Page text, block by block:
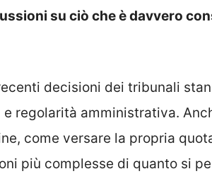
su ciò che è davvero
decisioni dei tribunali
regolarità amministrativa.
come versare la propria
più complesse di quanto si